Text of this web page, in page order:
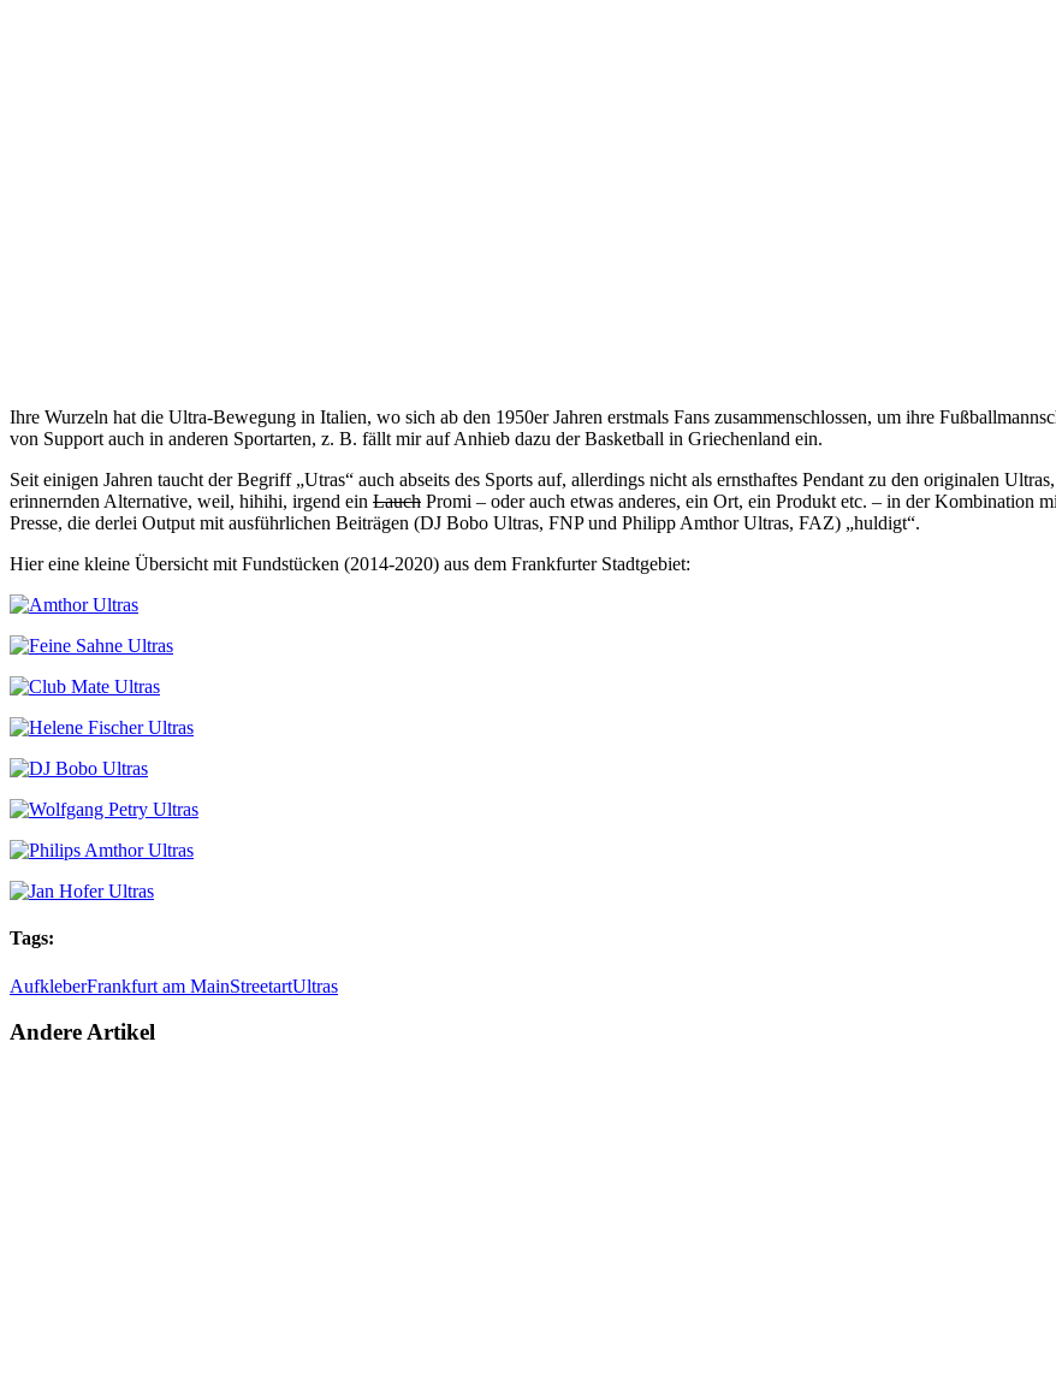
Ihre Wurzeln hat die Ultra-Bewegung in Italien, wo sich ab den 1950er Jahren erstmals Fans zusammenschlossen, um ihre
von Support auch in anderen Sportarten, z. B. fällt mir auf Anhieb dazu der Basketball in Griechenland ein.
Seit einigen Jahren taucht der Begriff „Utras“ auch abseits des Sports auf, allerdings nicht als ernsthaftes Pendant zu den originalen
erinnernden Alternative, weil, hihihi, irgend ein Lauch Promi – oder auch etwas anderes, ein Ort, ein Produkt etc. – in der Kombination
Presse, die derlei Output mit ausführlichen Beiträgen (DJ Bobo Ultras, FNP und Philipp Amthor Ultras, FAZ) „huldigt“.
Hier eine kleine Übersicht mit Fundstücken (2014-2020) aus dem Frankfurter Stadtgebiet:
Tags:
AufkleberFrankfurt am MainStreetartUltras
Andere Artikel